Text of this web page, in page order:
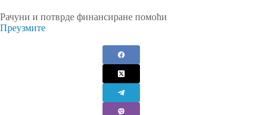
Рачуни и потврде финансиране помоћи
Преузмите